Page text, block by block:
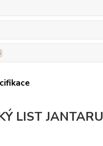
LIST JANTARU